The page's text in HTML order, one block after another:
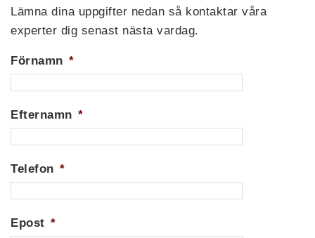
Lämna dina uppgifter nedan så kontaktar våra
experter dig senast nästa vardag.
Förnamn *
Efternamn *
Telefon *
Epost *